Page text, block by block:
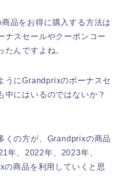
品をお得に購入する方法は
ナスセールやクーポンコー
たんですよね。
うにGrandprixのボーナスセ
中にはいるのではないか？
くの方が、Grandprixの商品
年、2022年、2023年、
商品を利用していくと思